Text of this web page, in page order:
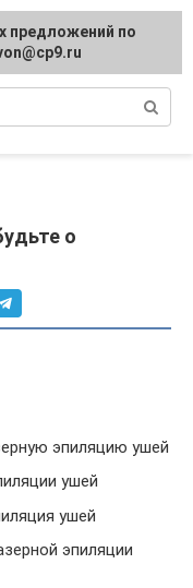
уход
о
эпиляцию ушей
ушей
ушей
эпиляции
предложений по